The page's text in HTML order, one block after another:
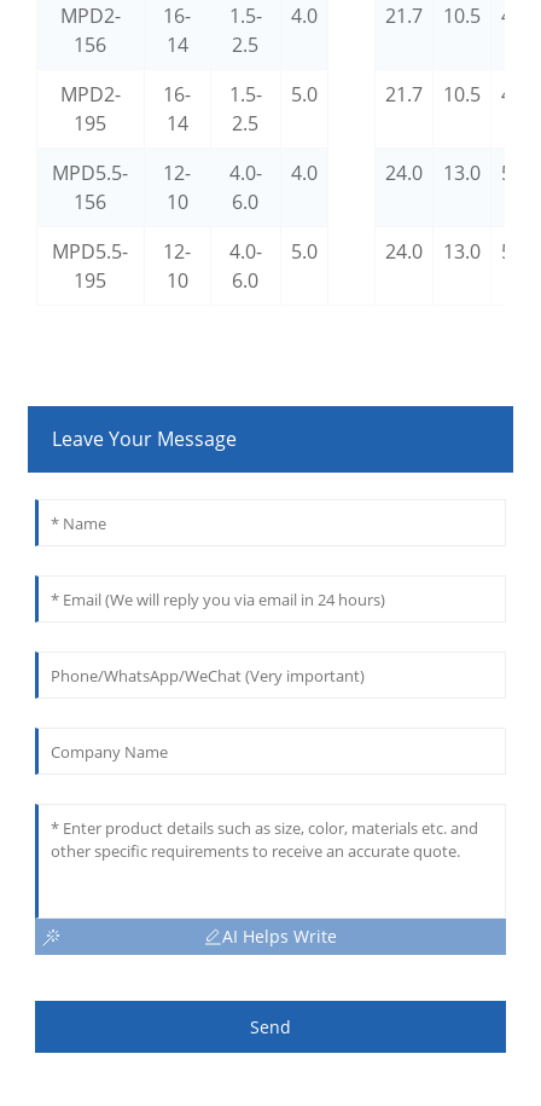
MPD2-
156
16-
14
1.5-
2.5
4.0 21.7 10.5 4.3
MPD2-
195
16-
14
1.5-
2.5
5.0 21.7 10.5 4.3
MPD5.5-
156
12-
10
4.0-
6.0
4.0 24.0 13.0 5.6
MPD5.5-
195
12-
10
4.0-
6.0
5.0 24.0 13.0 5.6
Leave Your Message
AI Helps Write
Send